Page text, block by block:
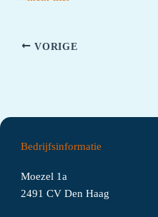
VORIGE
Bedrijfsinformatie
Moezel 1a
2491 CV Den Haag